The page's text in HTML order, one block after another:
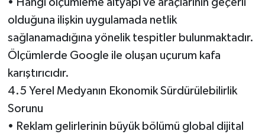
• Hangi ölçümleme altyapı ve araçlarının geçerli
olduğuna ilişkin uygulamada netlik
sağlanamadığına yönelik tespitler bulunmaktadır.
Ölçümlerde Google ile oluşan uçurum kafa
karıştırıcıdır.
4.5 Yerel Medyanın Ekonomik Sürdürülebilirlik
Sorunu
• Reklam gelirlerinin büyük bölümü global dijital